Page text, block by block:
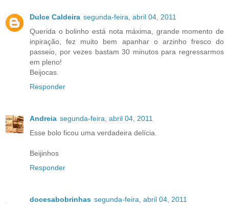
Dulce Caldeira segunda-feira, abril 04, 2011
Querida o bolinho está nota máxima, grande momento de
inpiração, fez muito bem apanhar o arzinho fresco do
passeio, por vezes bastam 30 minutos para regressarmos
em pleno!
Beijocas.
Responder
Andreia segunda-feira, abril 04, 2011
Esse bolo ficou uma verdadeira delícia.
Beijinhos
Responder
docesabobrinhas segunda-feira, abril 04, 2011